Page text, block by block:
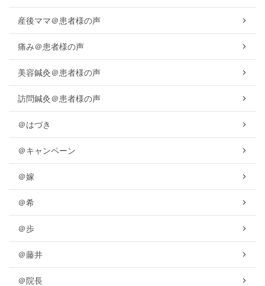
産後ママ＠患者様の声
痛み＠患者様の声
美容鍼灸＠患者様の声
訪問鍼灸＠患者様の声
＠はづき
＠キャンペーン
＠嫁
＠希
＠歩
＠藤井
＠院長